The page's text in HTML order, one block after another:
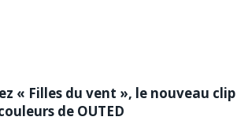
« Filles du vent », le nouveau clip
de OUTED